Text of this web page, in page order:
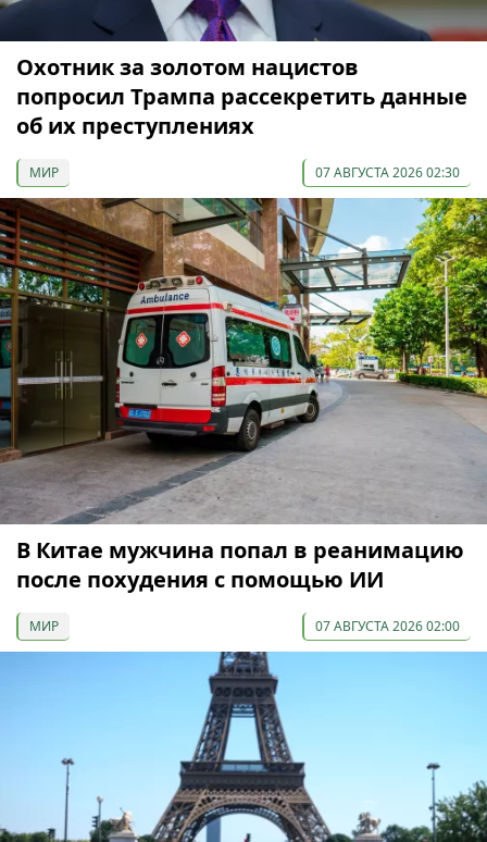
Охотник за золотом нацистов
попросил Трампа рассекретить данные
об их преступлениях
МИР 07 АВГУСТА 2026 02:30
В Китае мужчина попал в реанимацию
после похудения с помощью ИИ
МИР 07 АВГУСТА 2026 02:00